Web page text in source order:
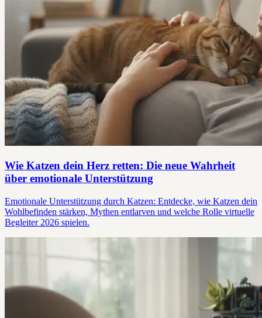
Wie Katzen dein Herz retten: Die neue Wahrheit
über emotionale Unterstützung
Emotionale Unterstützung durch Katzen: Entdecke, wie Katzen dein
Wohlbefinden stärken, Mythen entlarven und welche Rolle virtuelle
Begleiter 2026 spielen.